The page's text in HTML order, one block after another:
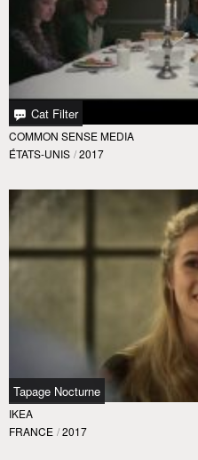
Cat Filter
COMMON SENSE MEDIA
ÉTATS-UNIS / 2017
Tapage Nocturne
IKEA
FRANCE / 2017